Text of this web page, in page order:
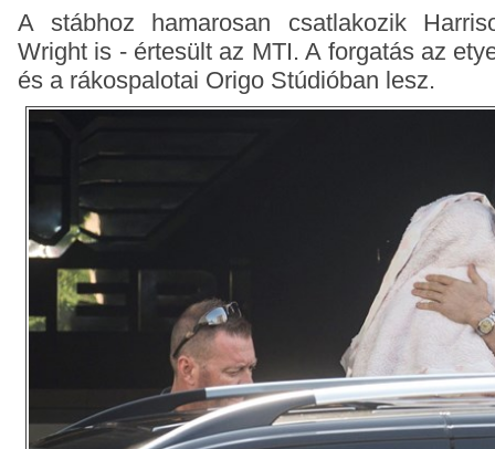
A stábhoz hamarosan csatlakozik
Wright is - értesült az MTI.A forgatás az
és a rákospalotai Origo Stúdióban lesz.